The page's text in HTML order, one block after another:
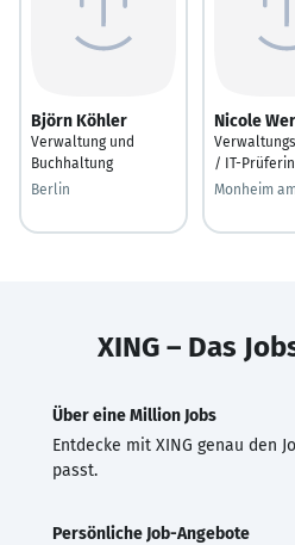
Björn Köhler
Verwaltung und
Buchhaltung
Berlin
Nicole
/ IT-Prüferin
Monheim
XING – Das
Über eine Million Jobs
Entdecke mit XING genau den
passt.
Persönliche Job-Angebote